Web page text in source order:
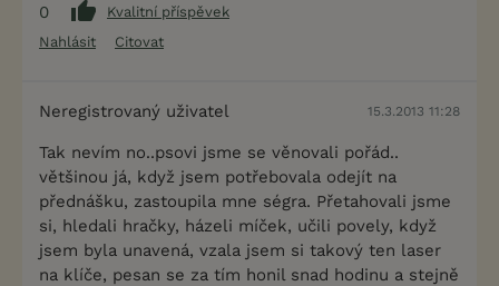
0
Kvalitní příspěvek
Nahlásit
Citovat
Neregistrovaný uživatel 15.3.2013 11:28
Tak nevím no..psovi jsme se věnovali pořád..
většinou já, když jsem potřebovala odejít na
přednášku, zastoupila mne ségra. Přetahovali jsme
si, hledali hračky, házeli míček, učili povely, když
jsem byla unavená, vzala jsem si takový ten laser
na klíče, pesan se za tím honil snad hodinu a stejně